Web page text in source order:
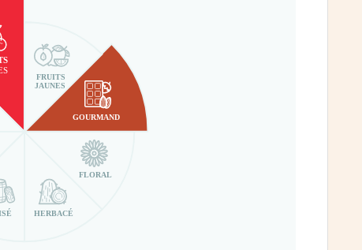
HERBACÉ
FLORAL
GOURMAND
FRUITS
JAUNES